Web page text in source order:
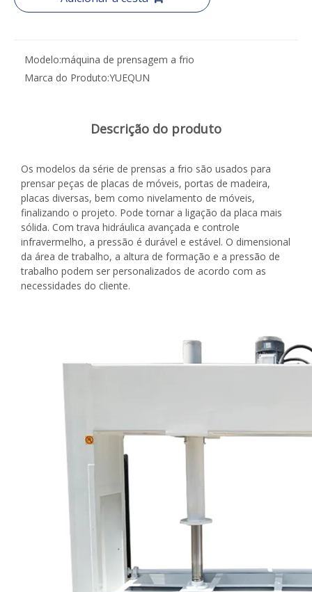
Modelo:máquina de prensagem a frio
Marca do Produto:YUEQUN
Descrição do produto
Os modelos da série de prensas a frio são usados ​​para
prensar peças de placas de móveis, portas de madeira,
placas diversas, bem como nivelamento de móveis,
finalizando o projeto. Pode tornar a ligação da placa mais
sólida. Com trava hidráulica avançada e controle
infravermelho, a pressão é durável e estável. O dimensional
da área de trabalho, a altura de formação e a pressão de
trabalho podem ser personalizados de acordo com as
necessidades do cliente.